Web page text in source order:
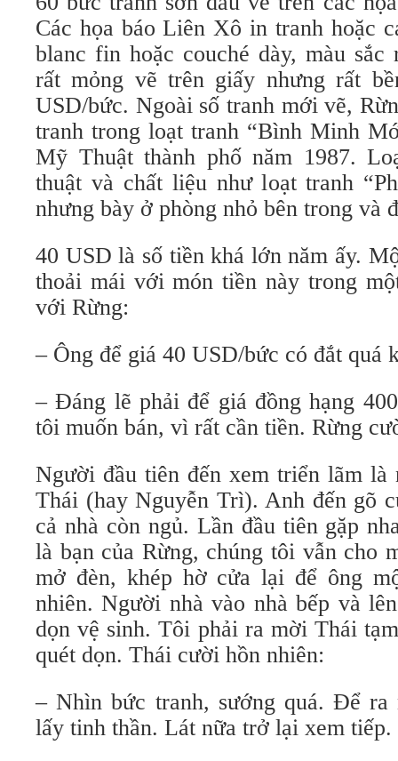
Các họa báo Liên Xô in tranh hoặc
blanc fin hoặc couché dày, màu sắc
rất mỏng vẽ trên giấy nhưng rất
USD/bức. Ngoài số tranh mới vẽ,
tranh trong loạt tranh “Bình Minh
Mỹ Thuật thành phố năm 1987.
thuật và chất liệu như loạt tranh
nhưng bày ở phòng nhỏ bên trong và
40 USD là số tiền khá lớn năm ấy.
thoải mái với món tiền này trong
với Rừng:
– Ông để giá 40 USD/bức có đắt quá
– Đáng lẽ phải để giá đồng hạng
tôi muốn bán, vì rất cần tiền. Rừng
Người đầu tiên đến xem triển lãm là
Thái (hay Nguyễn Trì). Anh đến gõ
cả nhà còn ngủ. Lần đầu tiên gặp
là bạn của Rừng, chúng tôi vẫn cho
mở đèn, khép hờ cửa lại để ông
nhiên. Người nhà vào nhà bếp và
dọn vệ sinh. Tôi phải ra mời Thái
quét dọn. Thái cười hồn nhiên:
– Nhìn bức tranh, sướng quá. Để ra
lấy tinh thần. Lát nữa trở lại xem tiếp.